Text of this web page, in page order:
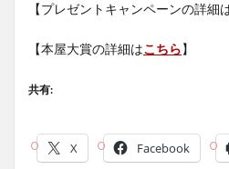
【プレゼントキャンペーンの詳細
【本屋大賞の詳細はこちら】
共有:
X Facebook